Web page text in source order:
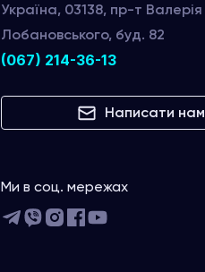
Україна, 03138, пр-т Валерія
Лобановського, буд. 82
(067) 214-36-13
Написати нам
Ми в соц. мережах